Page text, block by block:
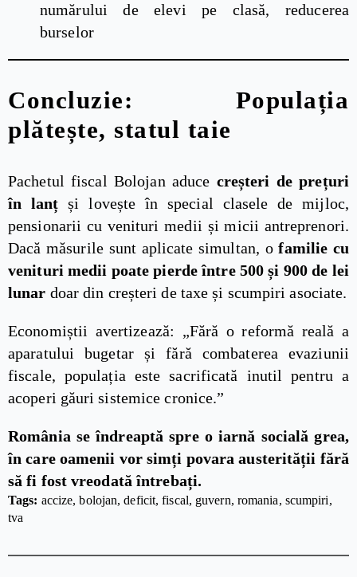
numărului de elevi pe clasă, reducerea
burselor
Concluzie: Populația
plătește, statul taie
Pachetul fiscal Bolojan aduce creșteri de prețuri
în lanț și lovește în special clasele de mijloc,
pensionarii cu venituri medii și micii antreprenori.
Dacă măsurile sunt aplicate simultan, ofamilie cu
venituri medii poate pierde între 500 și 900 de lei
lunar doar din creșteri de taxe și scumpiri asociate.
Economiștii avertizează: „Fără o reformă reală a
aparatului bugetar și fără combaterea evaziunii
fiscale, populația este sacrificată inutil pentru a
acoperi găuri sistemice cronice.”
România se îndreaptă spre o iarnă socială grea,
în care oamenii vor simți povara austerității fără
să fi fost vreodată întrebați.
Tags: accize bolojan deficit fiscal guvern romania scumpiri
tva